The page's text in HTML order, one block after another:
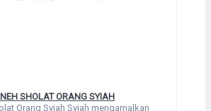
SHOLAT ORANG SYIAH
Orang Syiah Syiah mengamalkan